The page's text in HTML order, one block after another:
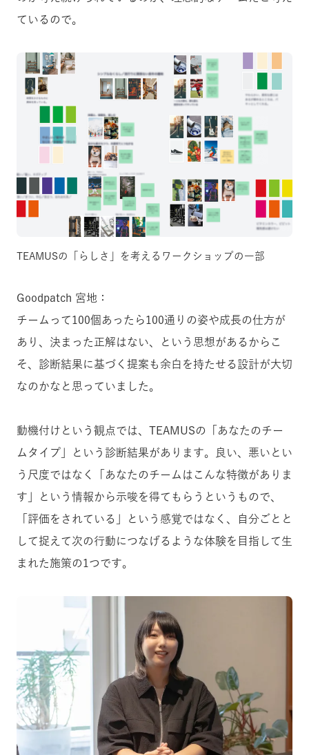
ているので。
TEAMUSの「らしさ」を考えるワークショップの一部
Goodpatch 宮地：
チームって100個あったら100通りの姿や成長の仕方が
あり、決まった正解はない、という思想があるからこ
そ、診断結果に基づく提案も余白を持たせる設計が大切
なのかなと思っていました。
動機付けという観点では、TEAMUSの「あなたのチー
ムタイプ」という診断結果があります。良い、悪いとい
う尺度ではなく「あなたのチームはこんな特徴がありま
す」という情報から示唆を得てもらうというもので、
「評価をされている」という感覚ではなく、自分ごとと
して捉えて次の行動につなげるような体験を目指して生
まれた施策の1つです。